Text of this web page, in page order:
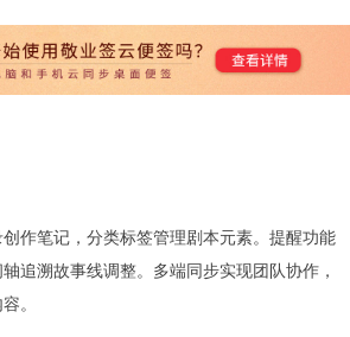
作笔记，分类标签管理剧本元素。提醒功能
追溯故事线调整。多端同步实现团队协作，
。